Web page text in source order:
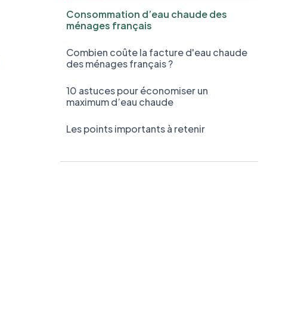
Consommation d’eau chaude des
ménages français
Combien coûte la facture d'eau chaude
des ménages français ?
10 astuces pour économiser un
maximum d’eau chaude
Les points importants à retenir